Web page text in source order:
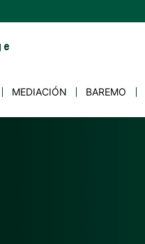
MEDIACIÓN BAREMO